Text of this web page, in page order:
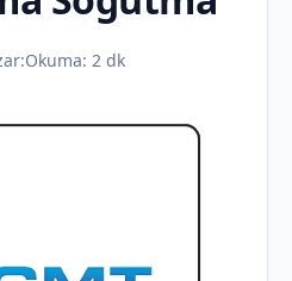
Okuma: 2 dk